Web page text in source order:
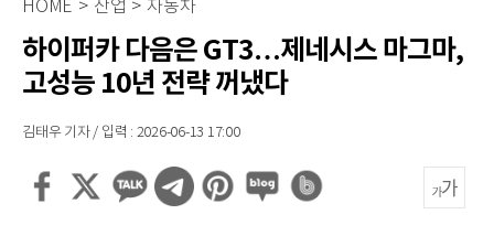
HOME > 산업 > 자동차
하이퍼카 다음은 GT3…제네시스 마그마,
고성능 10년 전략 꺼냈다
김태우 기자 / 입력 : 2026-06-13 17:00